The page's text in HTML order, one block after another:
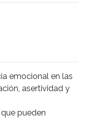
emocional en las
asertividad y
pueden